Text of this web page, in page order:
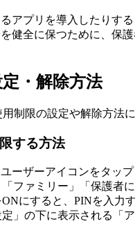
アプリを導入したりす
健全に保つために、保
・解除方法
制限の設定や解除方法
する方法
ーザーアイコンをタップ
ファミリー」「保護者
にすると、PINを入力
定」の下に表示される